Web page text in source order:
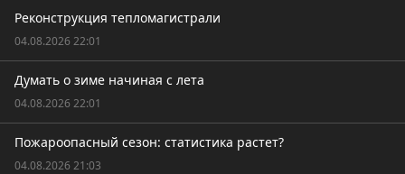
Реконструкция тепломагистрали
04.08.2026 22:01
Думать о зиме начиная с лета
04.08.2026 22:01
Пожароопасный сезон: статистика растет?
04.08.2026 21:03